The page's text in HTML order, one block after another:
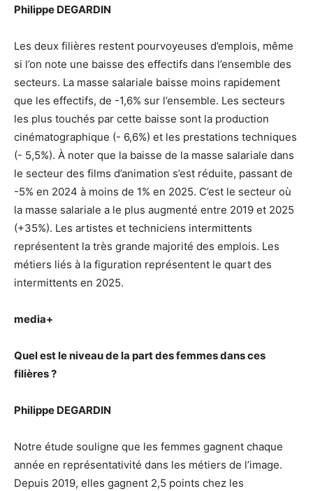
Philippe DEGARDIN
Les deux filières restent pourvoyeuses d’emplois, même
si l’on note une baisse des effectifs dans l’ensemble des
secteurs. La masse salariale baisse moins rapidement
que les effectifs, de -1,6% sur l’ensemble. Les secteurs
les plus touchés par cette baisse sont la production
cinématographique (- 6,6%) et les prestations techniques
(- 5,5%). À noter que la baisse de la masse salariale dans
le secteur des films d’animation s’est réduite, passant de
-5% en 2024 à moins de 1% en 2025. C’est le secteur où
la masse salariale a le plus augmenté entre 2019 et 2025
(+35%). Les artistes et techniciens intermittents
représentent la très grande majorité des emplois. Les
métiers liés à la figuration représentent le quart des
intermittents en 2025.
media+
Quel est le niveau de la part des femmes dans ces
filières ?
Philippe DEGARDIN
Notre étude souligne que les femmes gagnent chaque
année en représentativité dans les métiers de l’image.
Depuis 2019, elles gagnent 2,5 points chez les